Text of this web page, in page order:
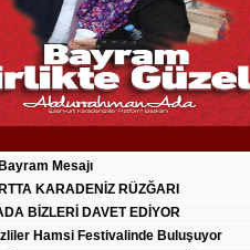
Mesajı
KARADENİZ RÜZĞARI
BİZLERİ DAVET EDİYOR
Hamsi Festivalinde Buluşuyor